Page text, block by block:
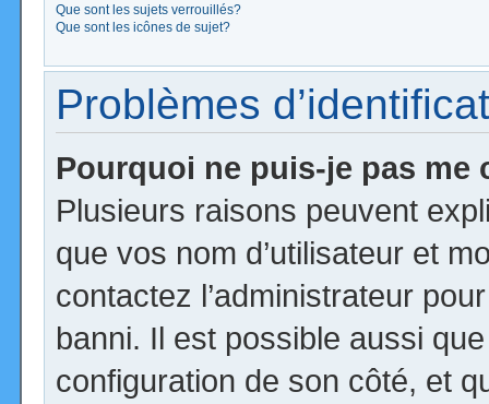
Que sont les sujets verrouillés?
Que sont les icônes de sujet?
Problèmes
Pourquoi ne puis-je pas me
Plusieurs raisons peuvent
que vos nom d’utilisateur et
contactez l’administrateur
banni. Il est possible aussi
configuration de son côté, et